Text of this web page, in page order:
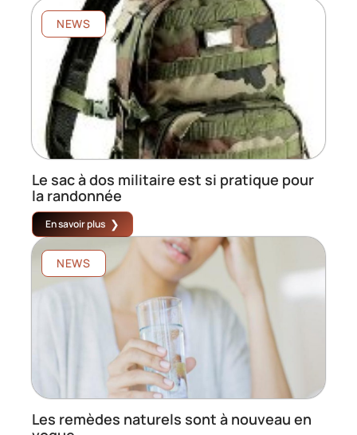
NEWS
Le sac à dos militaire est si pratique pour
la randonnée
En savoir plus
NEWS
Les remèdes naturels sont à nouveau en